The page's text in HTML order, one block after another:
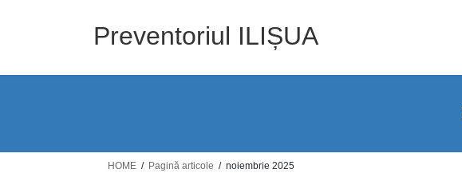
Preventoriul ILIȘUA
HOME Pagină articole noiembrie 2025